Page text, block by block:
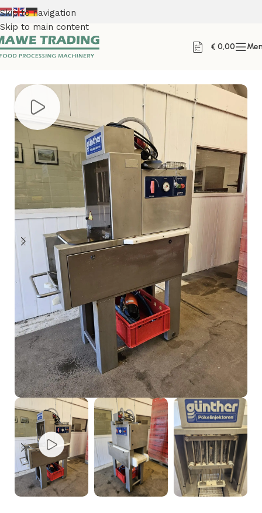
Skip to navigation
Skip to main content
€ 0,00
Home